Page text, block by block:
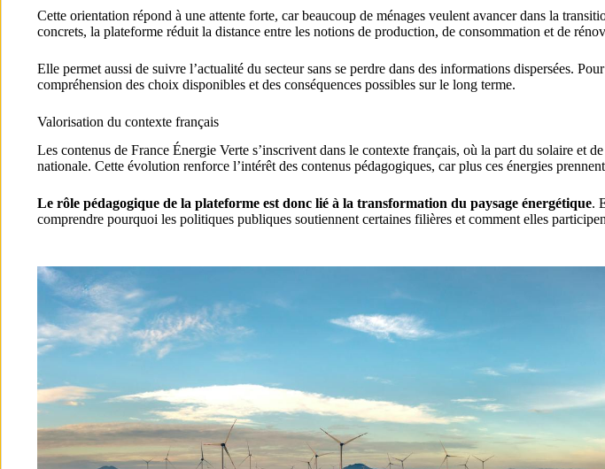
Cette orientation répond à une attente forte, car beaucoup de ménages veulent avancer dans la
concrets, la plateforme réduit la distance entre les notions de production, de consommation et de
Elle permet aussi de suivre l’actualité du secteur sans se perdre dans des informations dispersées.
compréhension des choix disponibles et des conséquences possibles sur le long terme.
Valorisation du contexte français
Les contenus de France Énergie Verte s’inscrivent dans le contexte français, où la part du solaire et
nationale. Cette évolution renforce l’intérêt des contenus pédagogiques, car plus ces énergies
Le rôle pédagogique de la plateforme est donc lié à la transformation du paysage énergétique.
comprendre pourquoi les politiques publiques soutiennent certaines filières et comment elles